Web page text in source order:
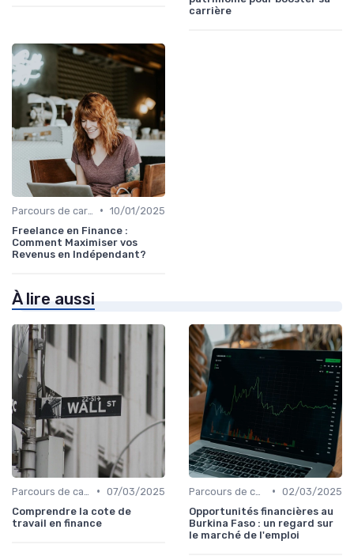
carrière
• 10/01/2025
Freelance en Finance :
Comment Maximiser vos
Revenus en Indépendant?
À lire aussi
• 07/03/2025
Comprendre la cote de
travail en finance
• 02/03/2025
Opportunités financières au
Burkina Faso : un regard sur
le marché de l'emploi